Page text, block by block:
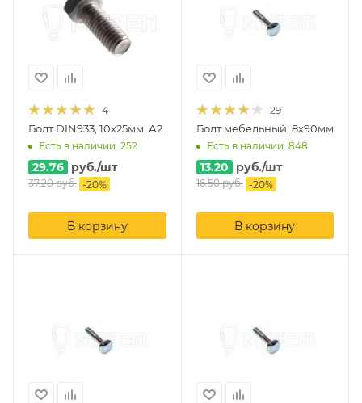
4
Болт DIN933, 10х25мм, А2
Есть в наличии: 252
29.76 руб./шт
37.20руб. -20%
В корзину
29
Болт мебельный, 8х90мм
Есть в наличии: 848
13.20 руб./шт
16.50руб. -20%
В корзину